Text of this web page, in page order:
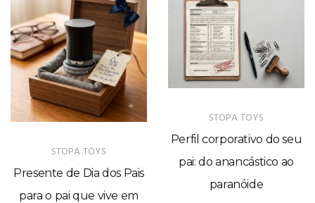
STOPA TOYS
Presente de Dia dos Pais
para o pai que vive em
STOPA TOYS
Perfil corporativo do seu
pai: do anancástico ao
paranóide